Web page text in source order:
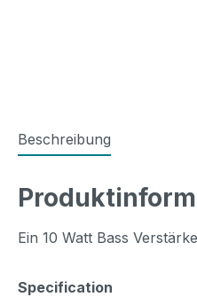
Beschreibung
Ein 10 Watt Bass
Specification